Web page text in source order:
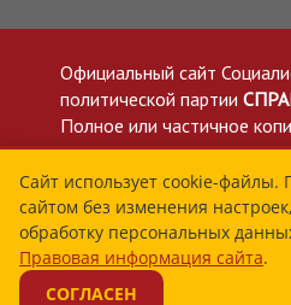
Официальный сайт
политической партии
Полное или частичное
приветствуется со
Политика в отношении
данных
Все материалы сайта
лицензии Creative Commons
Сайт использует cookie-файлы.
сайтом без изменения
обработку персональных
Правовая информация сайта.
СОГЛАСЕН